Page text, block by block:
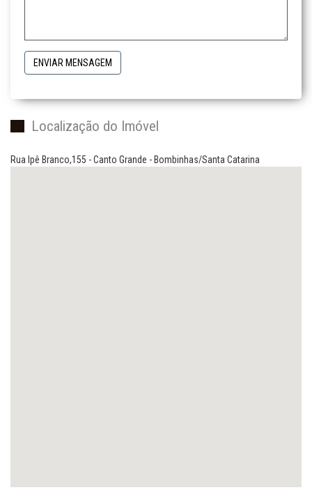
ENVIAR MENSAGEM
Localização do Imóvel
Rua Ipê Branco,155 - Canto Grande - Bombinhas/Santa Catarina